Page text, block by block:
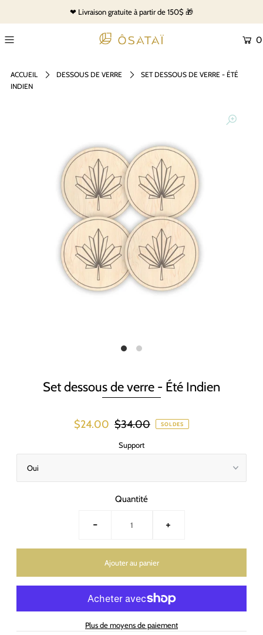
❤ Livraison gratuite à partir de 150$ 🎁
0
ACCUEIL DESSOUS DE VERRE
SET DESSOUS DE VERRE - ÉTÉ
INDIEN
Set dessous de verre - Été Indien
$24.00 $34.00 SOLDES
Support
Quantité
- +
Plus de moyens de paiement